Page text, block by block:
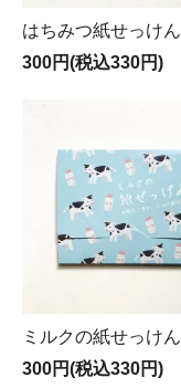
はちみつ紙せっけん
300円(税込330円)
ミルクの紙せっけん
300円(税込330円)